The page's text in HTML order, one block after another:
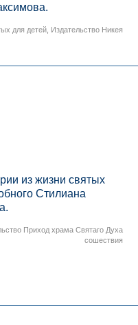
для детей Издательство Никея
из жизни святых
Стилиана
Приход храма Святаго Духа
сошествия